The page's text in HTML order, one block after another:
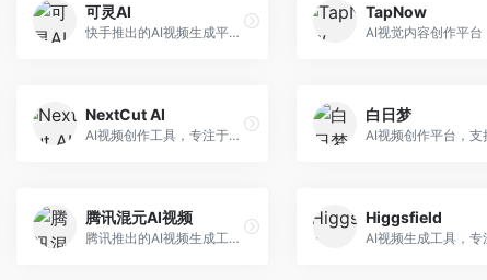
可灵AI
快手推出的AI视频生成平台，支持文生视频和图生视频，可生成长达2分钟的高质量视频内容。面向短视频创作者和营销人员，操作简便，生成效果逼真，适合商业推广和创意表达。
TapNow
NextCut AI
AI视频创作工具，专注于智能剪辑和视频生成。面向视频创作者，提供智能剪辑、视频生成、特效添加等功能，剪辑效率高，适合快节奏内容生产。
白日梦
腾讯混元AI视频
腾讯推出的AI视频生成工具，基于混元大模型。面向腾讯生态用户和内容创作者，支持文生视频、视频编辑等功能，与腾讯产品生态深度整合。
Higgsfield